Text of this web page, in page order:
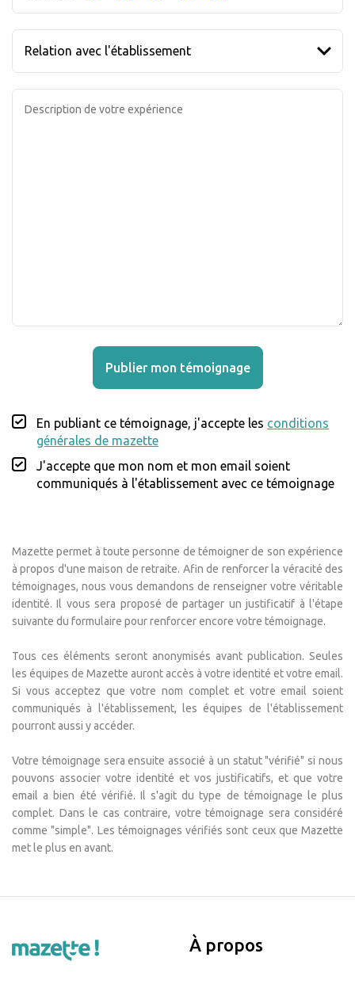
Publier mon témoignage
En publiant ce témoignage, j'accepte les conditions
générales de mazette
J'accepte que mon nom et mon email soient
communiqués à l'établissement avec ce témoignage
Mazette permet à toute personne de témoigner de son expérience
à propos d'une maison de retraite. Afin de renforcer la véracité des
témoignages, nous vous demandons de renseigner votre véritable
identité. Il vous sera proposé de partager un justificatif à l'étape
suivante du formulaire pour renforcer encore votre témoignage.
Tous ces éléments seront anonymisés avant publication. Seules
les équipes de Mazette auront accès à votre identité et votre email.
Si vous acceptez que votre nom complet et votre email soient
communiqués à l'établissement, les équipes de l'établissement
pourront aussi y accéder.
Votre témoignage sera ensuite associé à un statut "vérifié" si nous
pouvons associer votre identité et vos justificatifs, et que votre
email a bien été vérifié. Il s'agit du type de témoignage le plus
complet. Dans le cas contraire, votre témoignage sera considéré
comme "simple". Les témoignages vérifiés sont ceux que Mazette
met le plus en avant.
À propos